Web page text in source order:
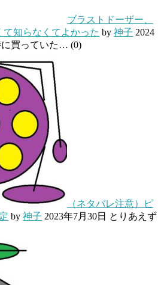
ブラストドーザー、
知らなくてよかった by 神子 2024
に買っていた… (0)
（ネタバレ注意）ピ
by 神子 2023年7月30日 とりあえず